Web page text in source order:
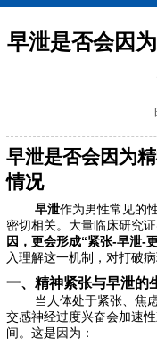
早泄是否会因
早泄是否会因为
情况
早泄作为男性常见的
密切相关。大量临床研究
因，更会形成“紧张-早泄-
入理解这一机制，对打破
一、精神紧张与早泄的
当人体处于紧张、焦
交感神经过度兴奋会加速
间。这是因为：